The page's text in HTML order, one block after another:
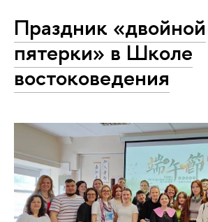
Праздник «двойной
пятерки» в Школе
востоковедения